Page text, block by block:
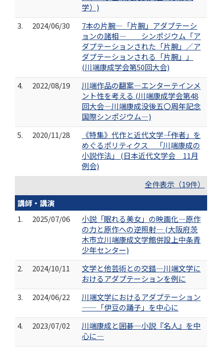
学）)
3.
2024/06/30
7本の片腕―「片腕」アダプテーシ
ョンの諸相― シンポジウム「ア
ダプテーションされた「片腕」／ア
ダプテーションされる「片腕」」
(川端康成学会第50回大会)
4.
2022/08/19
川端作品の翻案―エンターテインメ
ント性を考える (川端康成学会第48
回大会―川端康成没後五〇周年記念
国際シンポジウム―)
5.
2020/11/28
《特集》代作と近代文学――「作者」を
めぐるポリティクス 「川端康成の
小説作法」 (日本近代文学会 11月
例会)
全件表示（19件）
講師・講演
1.
2025/07/06
小説「眠れる美女」の映画化—原作
の力と原作への逆照射— (大阪府茨
木市立川端康成文学館併設上中条青
少年センター)
2.
2024/10/11
文学と他芸術との交錯―川端文学に
おけるアダプテーションを例に
3.
2024/06/22
川端文学におけるアダプテーション
——「伊豆の踊子」を中心に
4.
2023/07/02
川端康成と囲碁―小説『名人』を中
心に―